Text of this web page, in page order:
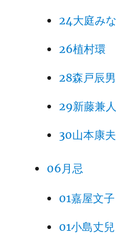
24大庭み
26植村環
28森戸辰男
29新藤兼人
30山本康夫
06月忌
01嘉屋文子
01小島丈兒